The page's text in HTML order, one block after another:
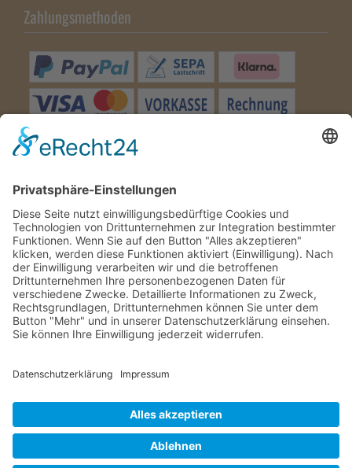
Zahlungsmethoden
Besuchen Sie uns
Wir benötigen Ihre
Zustimmung, um den Google
Maps-Service zu laden!
Wir verwenden einen Service eines
Drittanbieters, um Karteninhalte
einzubetten. Dieser Service kann Daten
zu Ihren Aktivitäten sammeln. Bitte lesen
der Nutzung des Service zu, um diese
Mehr Informationen